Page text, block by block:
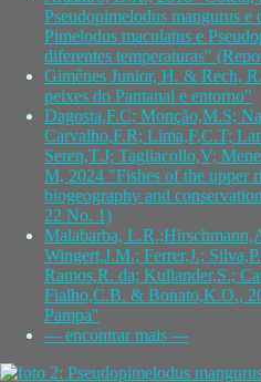
Pseudopimelodus mangurus
Pimelodus maculatus e
diferentes temperaturas"
Gimênes Junior, H. & Rech,
peixes do Pantanal e entorno"
Dagosta,F.C; Monção,M.S;
Carvalho,F.R; Lima,F,C.T;
Seren,T.J; Tagliacollo,V;
M, 2024 "Fishes of the upper
biogeography and
22 No. 1)
Malabarba,
Wingert,J.M.; Ferrer,J.;
Ramos,R. da; Kullander,S.;
Fialho,C.B. & Bonato,K.O.,
Pampa"
--- encontrar mais ---